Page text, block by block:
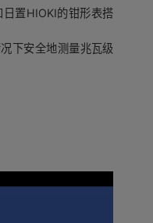
置HIOKI的钳形表搭
下安全地测量兆瓦级